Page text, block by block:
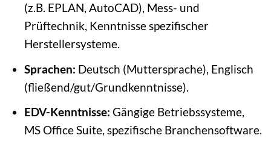
(z.B. EPLAN, AutoCAD), Mess- und
Prüftechnik, Kenntnisse spezifischer
Herstellersysteme.
Sprachen: Deutsch (Muttersprache), Englisch
(fließend/gut/Grundkenntnisse).
EDV-Kenntnisse: Gängige Betriebssysteme,
MS Office Suite, spezifische Branchensoftware.